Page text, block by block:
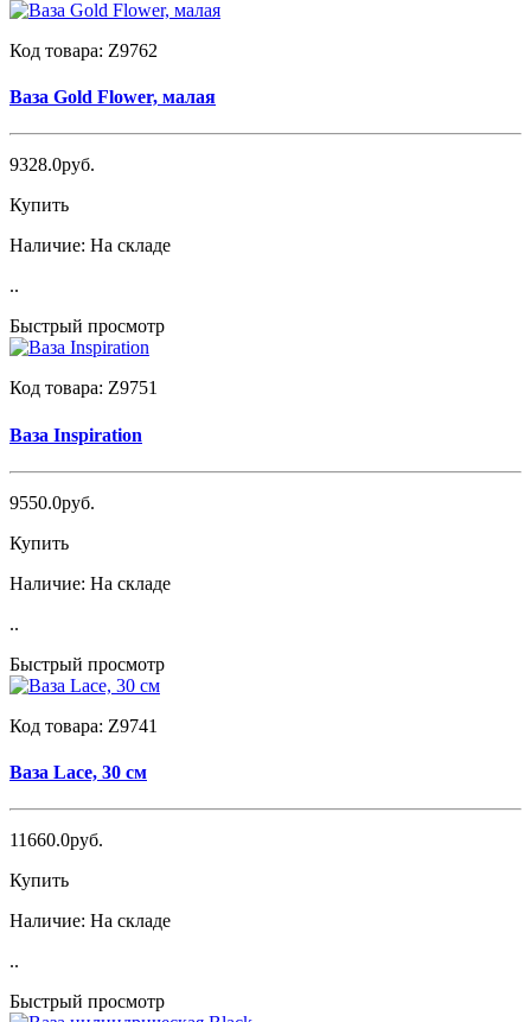
Код товара: Z9762
Ваза Gold Flower, малая
9328.0руб.
Купить
Наличие: На складе
..
Быстрый просмотр
Код товара: Z9751
Ваза Inspiration
9550.0руб.
Купить
Наличие: На складе
..
Быстрый просмотр
Код товара: Z9741
Ваза Lace, 30 см
11660.0руб.
Купить
Наличие: На складе
..
Быстрый просмотр